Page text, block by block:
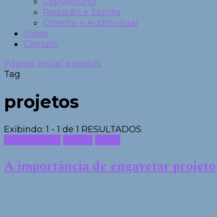
Redação e Escrita
Cinema e Audiovisual
Sobre
Contato
Página inicial projetos
Tag
projetos
Exibindo: 1 - 1 de 1 RESULTADOS
A importância de engavetar